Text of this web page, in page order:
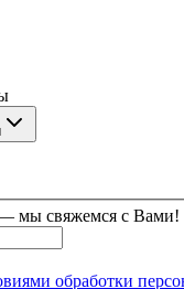
55/3, каб 309а
— мы свяжемся с Вами!
обработки